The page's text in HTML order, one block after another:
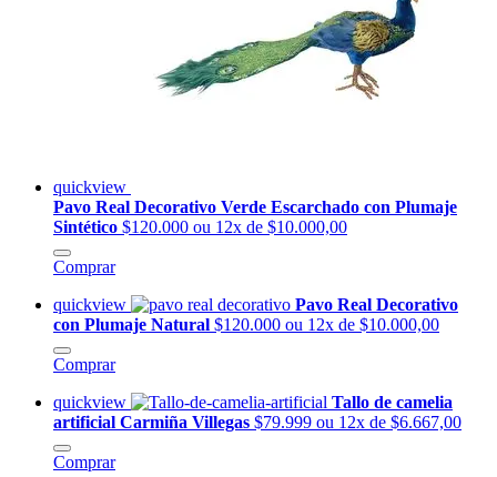
quickview
Pavo Real Decorativo Verde Escarchado con Plumaje
Sintético $120.000 ou 12x de $10.000,00
Comprar
quickview
Pavo Real Decorativo
con Plumaje Natural $120.000 ou 12x de $10.000,00
Comprar
quickview
Tallo de camelia
artificial Carmiña Villegas $79.999 ou 12x de $6.667,00
Comprar